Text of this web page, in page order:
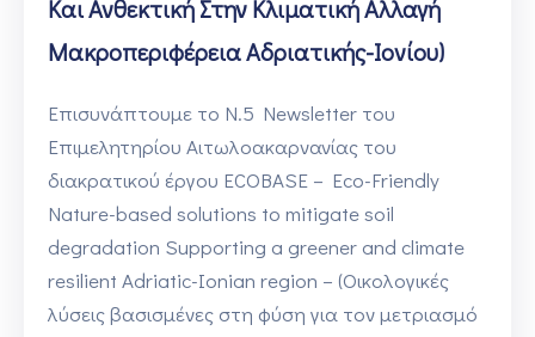
Και Ανθεκτική Στην Κλιματική Αλλαγή
Μακροπεριφέρεια Αδριατικής-Ιονίου)
Επισυνάπτουμε το N.5 Newsletter του
Επιμελητηρίου Αιτωλοακαρνανίας του
διακρατικού έργου ECOBASE – Eco-Friendly
Nature-based solutions to mitigate soil
degradation Supporting a greener and climate
resilient Adriatic-Ionian region – (Οικολογικές
λύσεις βασισμένες στη φύση για τον μετριασμό